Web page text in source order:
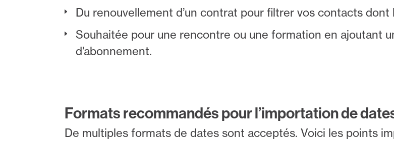
Du renouvellement d’un contrat pour filtrer vos contacts
Souhaitée pour une rencontre ou une formation en ajoutant
d’abonnement.
Formats recommandés pour l’importation de
De multiples formats de dates sont acceptés. Voici les points